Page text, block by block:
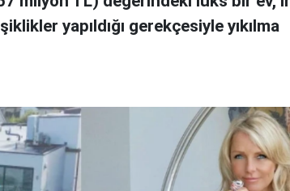
yapıldığı gerekçesiyle yıkılma